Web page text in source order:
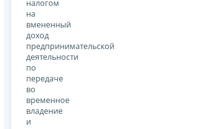
налогом
на
вмененный
доход
предпринимательской
деятельности
по
передаче
во
временное
владение
и